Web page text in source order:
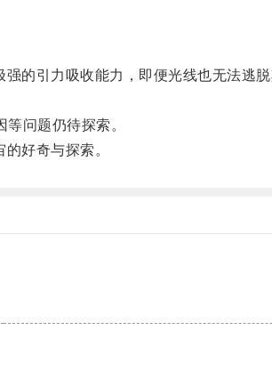
引力吸收能力，即便光线也无法逃
问题仍待探索。
好奇与探索。